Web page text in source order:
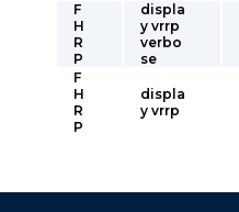
F
H
R
P
displa
y vrrp
verbo
se
F
H
R
P
displa
y vrrp